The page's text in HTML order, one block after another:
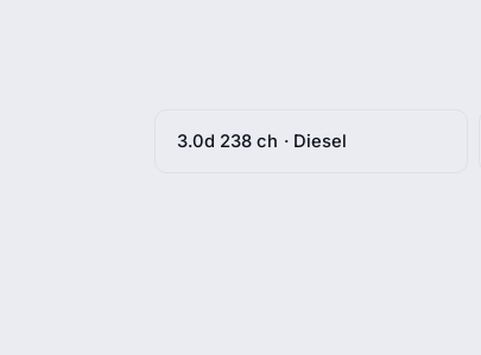
3.0d 238 ch · Diesel